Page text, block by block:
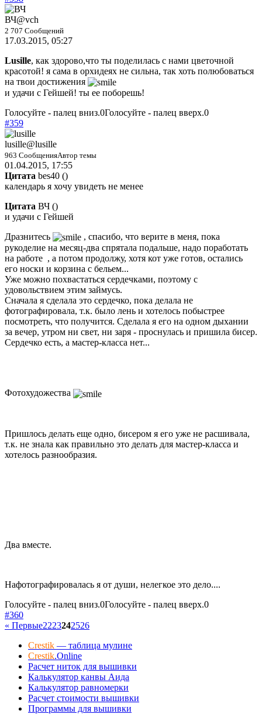
ВЧ@vch
2 707 Сообщений
17.03.2015, 05:27
Lusille, как здорово,что ты поделилась с нами цветочной
красотой! я сама в орхидеях не сильна, так хоть полюбоваться
на твои достижения
и удачи с Гейшей! ты ее поборешь!
Голосуйте - палец вниз.0Голосуйте - палец вверх.0
#359
lusille@lusille
963 СообщенияАвтор темы
01.04.2015, 17:55
Цитата bes40 ()
календарь я хочу увидеть не менее
Цитата ВЧ ()
и удачи с Гейшей
Дразнитесь
, спасибо, что верите в меня, пока
рукоделие на месяц-два спрятала подальше, надо поработать
на работе , а потом продолжу, хотя кот уже готов, остались
его носки и корзина с бельем...
Уже можно похвастаться сердечками, поэтому с
удовольствием этим займусь.
Сначала я сделала это сердечко, пока делала не
фотографировала, т.к. было лень и хотелось побыстрее
посмотреть, что получится. Сделала я его на одном дыхании
за вечер, утром ни свет, ни заря - проснулась и пришила бисер.
Сердечко есть, а мастер-класса нет...
Фотохудожества
Пришлось делать еще одно, бисером я его уже не расшивала,
т.к. не знала как правильно это делать для мастер-класса и
хотелось разнообразия.
Два вместе.
Нафотографировалась я от души, нелегкое это дело....
Голосуйте - палец вниз.0Голосуйте - палец вверх.0
#360
« Первые2223242526
Crestik — таблица мулине
Crestik.Online
Расчет ниток для вышивки
Калькулятор канвы Аида
Калькулятор равномерки
Расчет стоимости вышивки
Программы для вышивки